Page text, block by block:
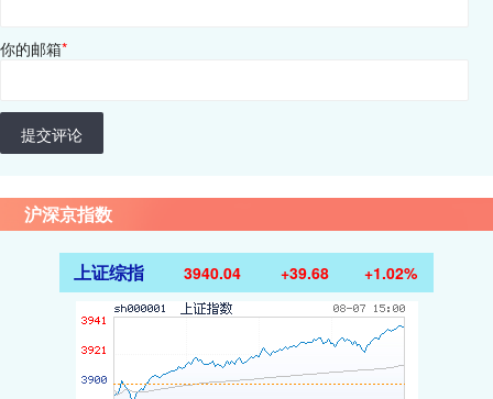
你的邮箱*
提交评论
沪深京指数
上证综指 3940.04 +39.68 +1.02%